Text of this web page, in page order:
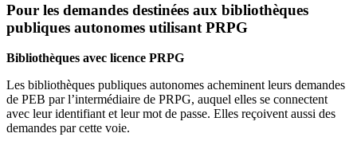
Pour les demandes destinées aux bibliothèques
publiques autonomes utilisant PRPG
Bibliothèques avec licence PRPG
Les bibliothèques publiques autonomes acheminent leurs demandes
de PEB par l’intermédiaire de PRPG, auquel elles se connectent
avec leur identifiant et leur mot de passe. Elles reçoivent aussi des
demandes par cette voie.